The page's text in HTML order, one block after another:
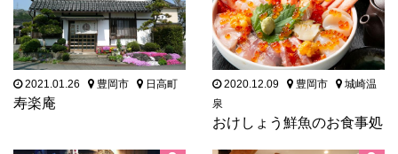
2021.01.26 豊岡市 日高町
寿楽庵
2020.12.09 豊岡市
城崎温
泉
おけしょう鮮魚のお食事処